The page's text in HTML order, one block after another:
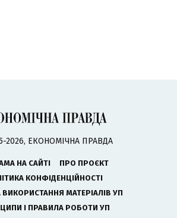
2026, ЕКОНОМІЧНА ПРАВДА
НА САЙТІ
ПРО ПРОЄКТ
КОНФІДЕНЦІЙНОСТІ
МАТЕРІАЛІВ УП
І ПРАВИЛА РОБОТИ УП